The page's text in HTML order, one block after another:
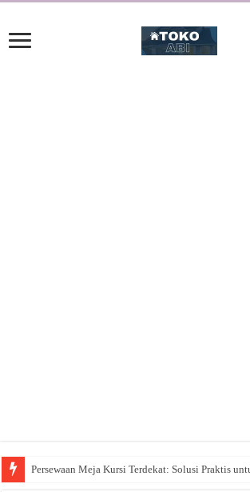
Persewaan Meja Kursi Terdekat: Solusi Praktis